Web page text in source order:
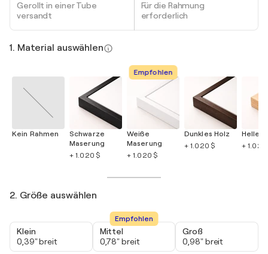
Gerollt in einer Tube
versandt
Für die Rahmung
erforderlich
1. Material auswählen
Kein Rahmen
Schwarze
Maserung
+ 1.020 $
Empfohlen
Weiße
Maserung
+ 1.020 $
Dunkles Holz
+ 1.020 $
Helles
+ 1.020
2. Größe auswählen
Klein
0,39" breit
Empfohlen
Mittel
0,78" breit
Groß
0,98" breit